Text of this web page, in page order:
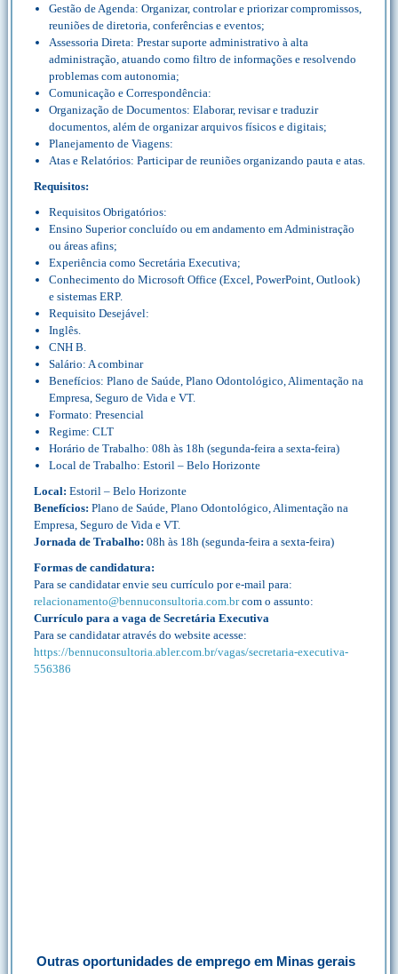
Gestão de Agenda: Organizar, controlar e priorizar compromissos,
reuniões de diretoria, conferências e eventos;
Assessoria Direta: Prestar suporte administrativo à alta
administração, atuando como filtro de informações e resolvendo
problemas com autonomia;
Comunicação e Correspondência:
Organização de Documentos: Elaborar, revisar e traduzir
documentos, além de organizar arquivos físicos e digitais;
Planejamento de Viagens:
Atas e Relatórios: Participar de reuniões organizando pauta e atas.
Requisitos:
Requisitos Obrigatórios:
Ensino Superior concluído ou em andamento em Administração
ou áreas afins;
Experiência como Secretária Executiva;
Conhecimento do Microsoft Office (Excel, PowerPoint, Outlook)
e sistemas ERP.
Requisito Desejável:
Inglês.
CNH B.
Salário: A combinar
Benefícios: Plano de Saúde, Plano Odontológico, Alimentação na
Empresa, Seguro de Vida e VT.
Formato: Presencial
Regime: CLT
Horário de Trabalho: 08h às 18h (segunda-feira a sexta-feira)
Local de Trabalho: Estoril – Belo Horizonte
Local: Estoril – Belo Horizonte
Benefícios: Plano de Saúde, Plano Odontológico, Alimentação na
Empresa, Seguro de Vida e VT.
Jornada de Trabalho: 08h às 18h (segunda-feira a sexta-feira)
Formas de candidatura:
Para se candidatar envie seu currículo por e-mail para:
relacionamento@bennuconsultoria.com.brcom o assunto:
Currículo para a vaga de Secretária Executiva
Para se candidatar através do website acesse:
https://bennuconsultoria.abler.com.br/vagas/secretaria-executiva-
556386
Outras oportunidades de emprego em Minas gerais